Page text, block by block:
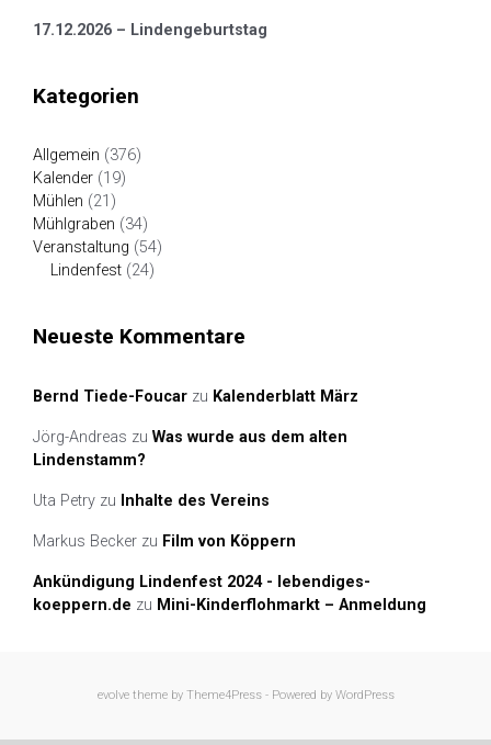
17.12.2026 – Lindengeburtstag
Kategorien
Allgemein (376)
Kalender (19)
Mühlen (21)
Mühlgraben (34)
Veranstaltung (54)
Lindenfest (24)
Neueste Kommentare
Bernd Tiede-Foucar zu Kalenderblatt März
Jörg-Andreas zu Was wurde aus dem alten
Lindenstamm?
Uta Petry zu Inhalte des Vereins
Markus Becker zu Film von Köppern
Ankündigung Lindenfest 2024 - lebendiges-
koeppern.de zu Mini-Kinderflohmarkt – Anmeldung
evolvetheme by Theme4Press - Powered by WordPress